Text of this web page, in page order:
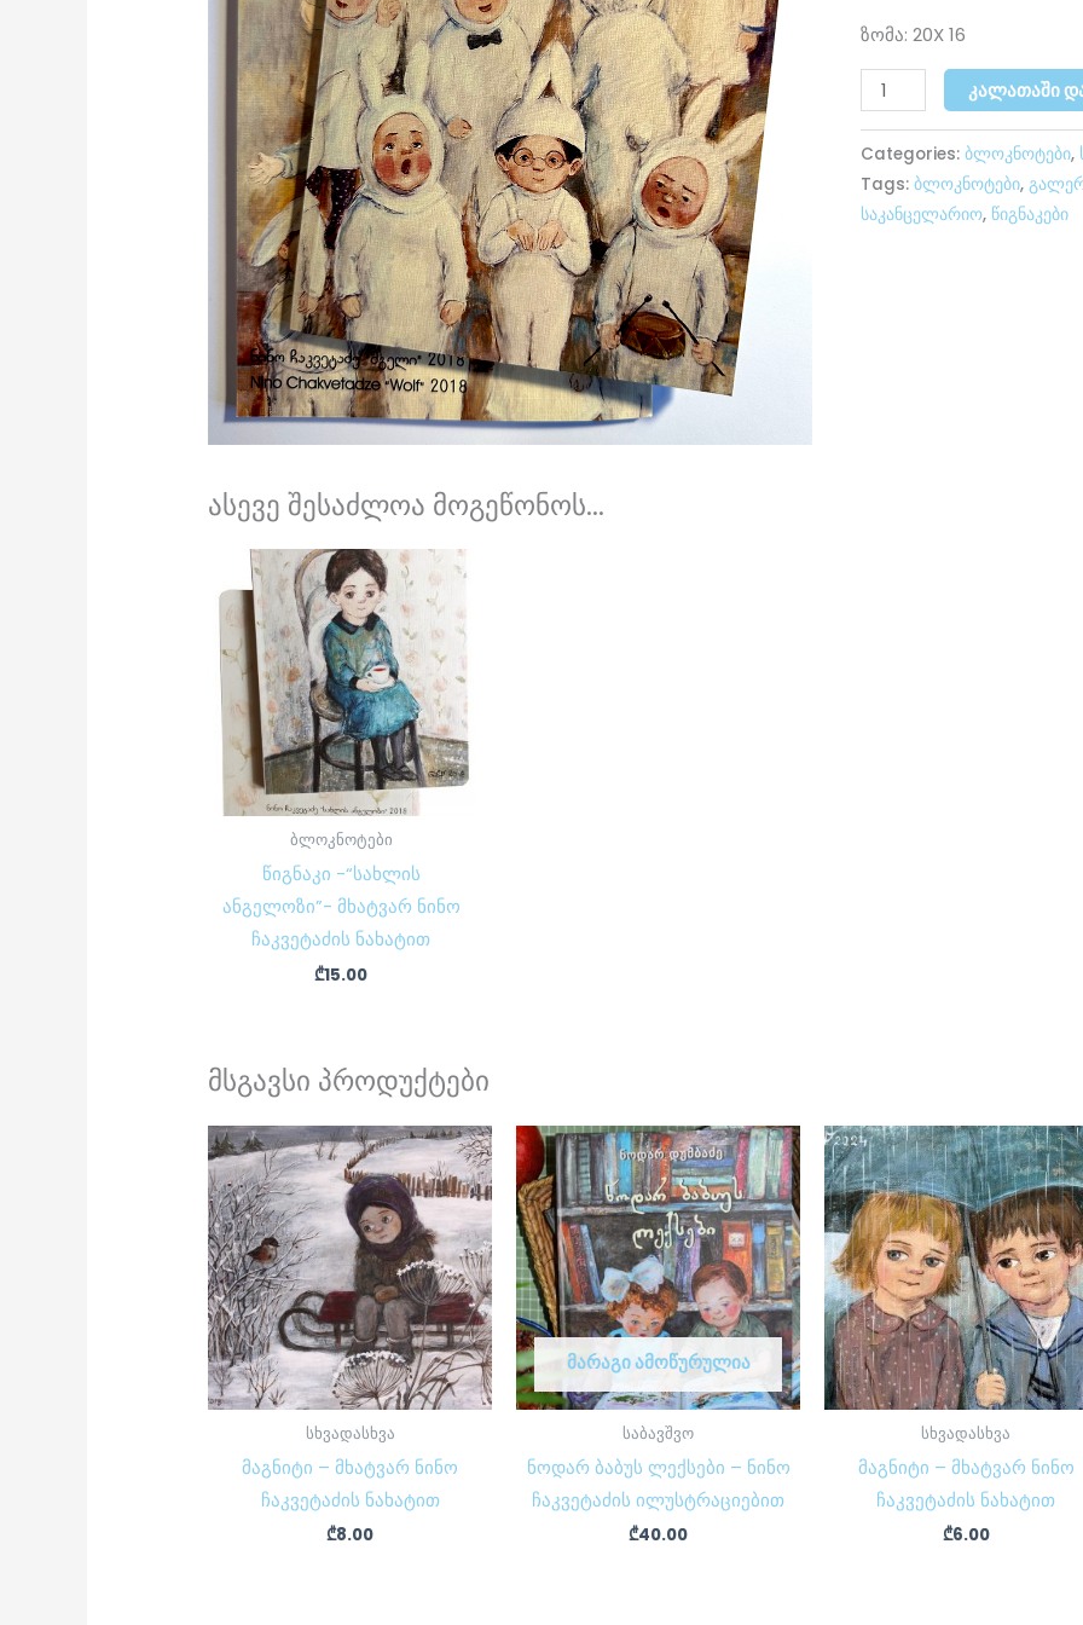
ზომა: 20X 16
რაოდენობა
ᲙᲐᲚᲐᲗᲐᲨᲘ
Categories: ბლოკნოტები,
Tags: ბლოკნოტები,
საკანცელარიო, წიგნაკები
ასევე შესაძლოა მოგეწონოს...
ბლოკნოტები
წიგნაკი -“სახლის
ანგელოზი”- მხატვარ ნინო
ჩაკვეტაძის ნახატით
₾15.00
მსგავსი პროდუქტები
სხვადასხვა
მაგნიტი – მხატვარ ნინო
ჩაკვეტაძის ნახატით
₾8.00
ᲛᲐᲠᲐᲒᲘ ᲐᲛᲝᲬᲣᲠᲣᲚᲘᲐ
საბავშვო
ნოდარ ბაბუს ლექსები – ნინო
ჩაკვეტაძის ილუსტრაციებით
₾40.00
სხვადასხვა
მაგნიტი – მხატვარ ნინო
ჩაკვეტაძის ნახატით
₾6.00